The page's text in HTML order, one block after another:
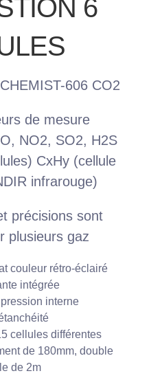
6
606 CO2
de mesure
NO2, SO2, H2S
CxHy (cellule
infrarouge)
précisions sont
plusieurs gaz
couleur rétro-éclairé
intégrée
interne
cellules différentes
de 180mm, double
de 2m